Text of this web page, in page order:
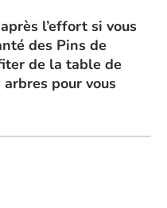
l’effort si vous
des Pins de
de la table de
pour vous